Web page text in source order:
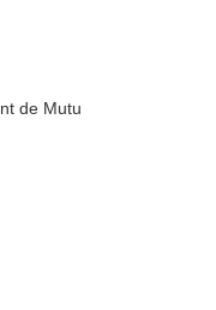
de Mutu